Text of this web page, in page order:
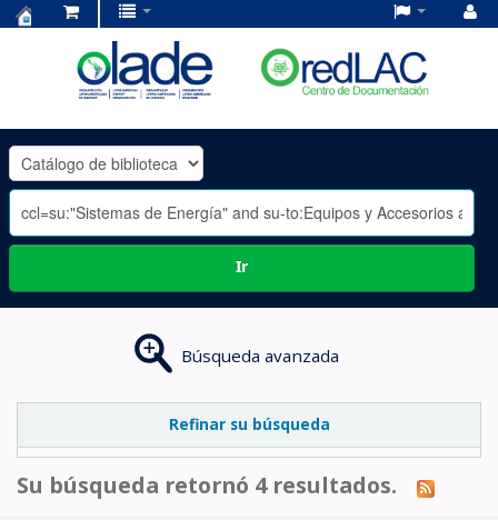
OLADE
-
Ir
Búsqueda avanzada
Refinar su búsqueda
Su búsqueda retornó 4 resultados.